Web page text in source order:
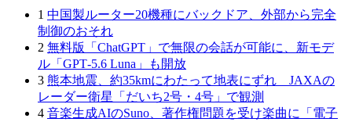
1 中国製ルーター20機種にバックドア、外部から完全
制御のおそれ
2 無料版「ChatGPT」で無限の会話が可能に、新モデ
ル「GPT‑5.6 Luna」も開放
3 熊本地震、約35kmにわたって地表にずれ JAXAの
レーダー衛星「だいち2号・4号」で観測
4 音楽生成AIのSuno、著作権問題を受け楽曲に「電子